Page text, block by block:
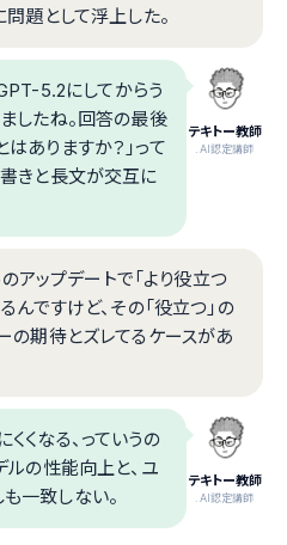
題として浮上した。
テキトー教師
.AI認定講師
5.2にしてからう
したね。回答の最後
ありますか？」って
書きと長文が交互に
アップデートで「より役立つ
んですけど、その「役立つ」の
の期待とズレてるケースがあ
テキトー教師
.AI認定講師
くなる、っていうの
ルの性能向上と、ユ
一致しない。